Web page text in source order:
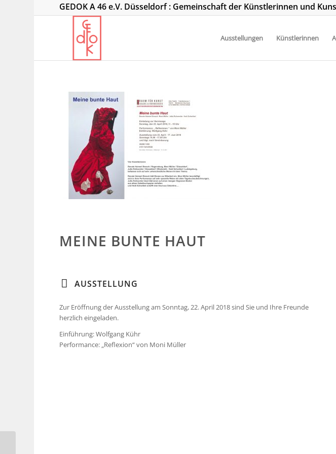
GEDOK A 46 e.V. Düsseldorf : Gemeinschaft der Künstlerinnen und
Ausstellungen Künstlerinnen
MEINE BUNTE HAUT
AUSSTELLUNG
Zur Eröffnung der Ausstellung am Sonntag, 22. April 2018 sind Sie und Ihre Freunde
herzlich eingeladen.
Einführung: Wolfgang Kühr
Performance: „Reflexion“ von Moni Müller